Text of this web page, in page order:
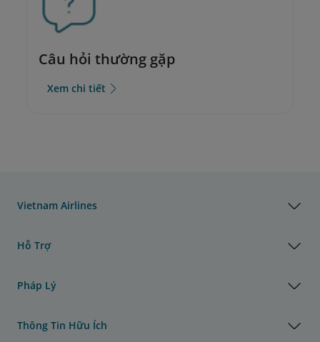
Câu hỏi thường gặp
Xem chi tiết
Vietnam Airlines
Hỗ Trợ
Pháp Lý
Thông Tin Hữu Ích